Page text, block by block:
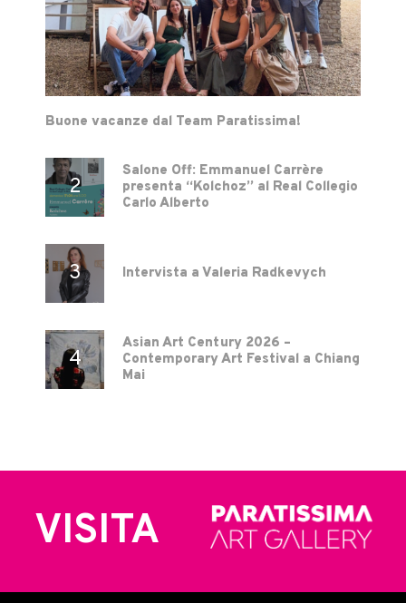
Buone vacanze dal Team Paratissima!
Salone Off: Emmanuel Carrère
presenta “Kolchoz” al Real Collegio
Carlo Alberto
Intervista a Valeria Radkevych
Asian Art Century 2026 –
Contemporary Art Festival a Chiang
Mai
VISITA